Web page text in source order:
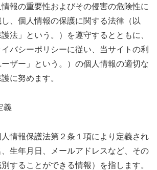
報の重要性およびその侵害の危険性に
、個人情報の保護に関する法律（以
法」という。）を遵守するとともに、
バシーポリシーに従い、当サイトの利
ザー」という。）の個人情報の適切な
に努めます。
義
情報保護法第２条１項により定義され
生年月日、メールアドレスなど、その
することができる情報）を指します。